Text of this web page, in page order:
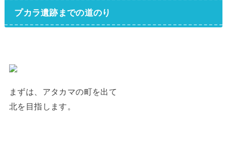
プカラ遺跡までの道のり
まずは、アタカマの町を出て
北を目指します。